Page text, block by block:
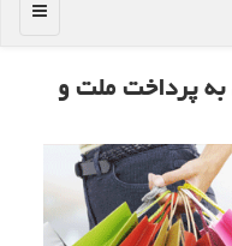
منو
به پرداخت ملت و